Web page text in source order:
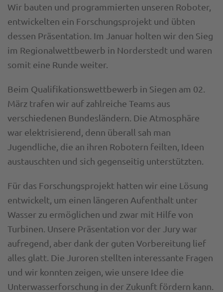
Wir bauten und programmierten unseren Roboter,
entwickelten ein Forschungsprojekt und übten
dessen Präsentation. Im Januar holten wir den Sieg
im Regionalwettbewerb in Norderstedt und waren
somit eine Runde weiter.
Beim Qualifikationswettbewerb in Siegen am 02.
März trafen wir auf zahlreiche Teams aus
verschiedenen Bundesländern. Die Atmosphäre
war elektrisierend, denn überall sah man
Jugendliche, die an ihren Robotern feilten, Ideen
austauschten und sich gegenseitig unterstützten.
Für das Forschungsprojekt hatten wir eine Lösung
entwickelt, um einen längeren Aufenthalt unter
Wasser zu ermöglichen und zwar mit Hilfe von
Turbinen. Unsere Präsentation vor der Jury war
aufregend, aber dank der guten Vorbereitung lief
alles glatt. Die Juroren stellten interessante Fragen
und wir konnten zeigen, wie unsere Idee die
Unterwasserforschung in der Zukunft fördern kann.